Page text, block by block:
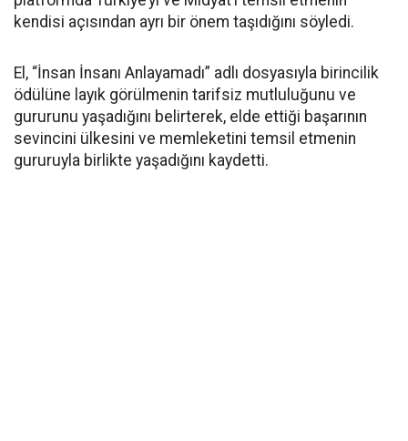
kendisi açısından ayrı bir önem taşıdığını söyledi.
El, “İnsan İnsanı Anlayamadı” adlı dosyasıyla birincilik
ödülüne layık görülmenin tarifsiz mutluluğunu ve
gururunu yaşadığını belirterek, elde ettiği başarının
sevincini ülkesini ve memleketini temsil etmenin
gururuyla birlikte yaşadığını kaydetti.